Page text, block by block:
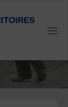
ITOIRES